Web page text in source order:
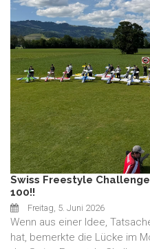
Swiss Freestyle
100!!
Freitag, 5. Juni 2026
Wenn aus einer Idee,
hat, bemerkte die Lücke im